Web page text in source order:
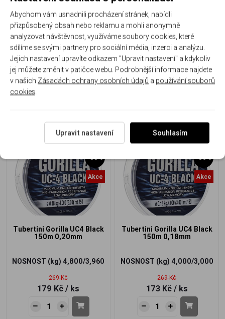
Tubertini Gorilla UC4 Black
150m 0,25mm
NOSNOST (kg)7,700/5,700
272 Kč
Tubertini Gorilla UC4 Black
150m 0,22mm
NOSNOST (kg) 5,700/4,800
269 Kč
-33%
Akce
Tubertini Gorilla UC4 Black
150m 0,20mm
NOSNOST (kg) 4,800/3,960
269 Kč
179 Kč / ks
-36%
Akce
Tubertini Gorilla UC4 Black
150m 0,18mm
NOSNOST (kg) 4,000/3,000
269 Kč
173 Kč / ks
Abychom vám usnadnili procházení stránek, nabídli
přizpůsobený obsah nebo reklamu a mohli anonymně
analyzovat návštěvnost, využíváme soubory cookies, které
sdílíme se svými partnery pro sociální média, inzerci a analýzu.
Jejich nastavení upravíte odkazem "Upravit nastavení" a kdykoliv
jej můžete změnit v patičce webu. Podrobnější informace najdete
v našich Zásadách ochrany osobních údajů a používání souborů
cookies.
Upravit nastavení Souhlasím